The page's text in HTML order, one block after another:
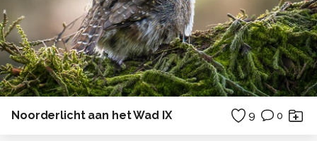
Noorderlicht aan het Wad IX 9 0